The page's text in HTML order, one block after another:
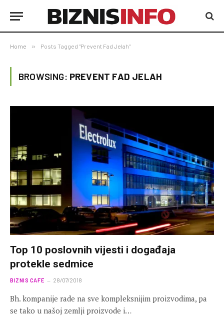
Home » Posts Tagged "Prevent Fad Jelah"
BROWSING: PREVENT FAD JELAH
Top 10 poslovnih vijesti i događaja
protekle sedmice
BIZNIS CAFE 28/07/2018
Bh. kompanije rade na sve kompleksnijim proizvodima, pa
se tako u našoj zemlji proizvode i…